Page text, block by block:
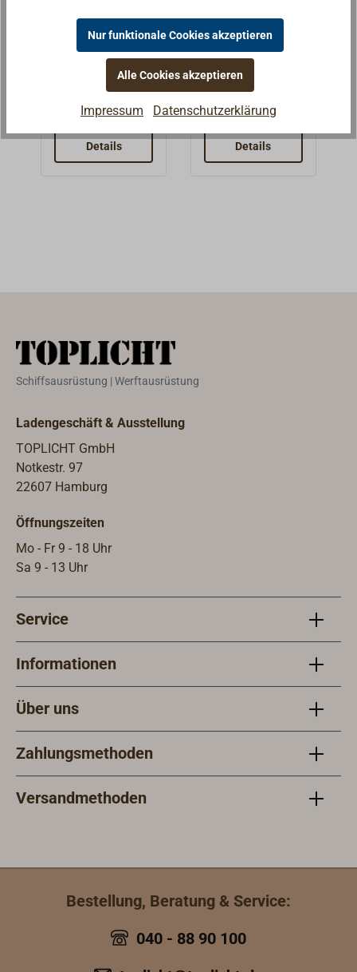
Schraubhake
n mit Beffe
aus Edelstahl
Die praktischen
und schönen
Schraubhaken
mit Beffe und
Kugel sind
2,00 € *
Details
Schraubhake
n mit Beffe
aus Edelstahl
gerade
Die praktischen
und schönen
Schraubhaken
mit Beffe und
Kugel sind
Ab1,59 € *
Details
Schiffsausrüstung | Werftausrüstung
Ladengeschäft & Ausstellung
TOPLICHT GmbH
Notkestr. 97
22607 Hamburg
Öffnungszeiten
Mo - Fr 9 - 18 Uhr
Sa 9 - 13 Uhr
Service
Informationen
Über uns
Zahlungsmethoden
Versandmethoden
Bestellung, Beratung & Service:
040 - 88 90 100
Nur funktionale Cookies akzeptieren
Alle Cookies akzeptieren
Impressum Datenschutzerklärung